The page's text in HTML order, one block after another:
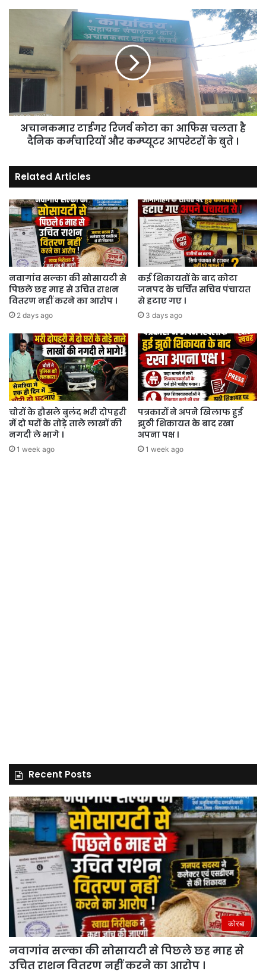
चाकू,
इलाज
के
दौरान
।
कोटा
का
आफिस
चलता
दैनिक
कर्मचारियों
आपरेटरों
बुते
।
अचानकमार टाईगर रिजर्व कोटा का आफिस चलता है
दैनिक कर्मचारियों और कम्प्यूटर आपरेटरों के बुते ।
Related Articles
नवागांव सल्का की सोसायटी से
पिछले छह माह से उचित राशन
वितरण नहीं करने का आरोप ।
2 days ago
कई शिकायतों के बाद कोटा
जनपद के चर्चित सचिव पंचायत
से हटाए गए ।
3 days ago
चोरों के हौसले बुलंद भरी दोपहरी
में दो घरों के तोड़े ताले लाखों की
नगदी ले भागे ।
1 week ago
पत्रकारों ने अपने खिलाफ हुई
झुठी शिकायत के बाद रखा
अपना पक्ष ।
1 week ago
Recent Posts
कोरबा
नवागांव सल्का की सोसायटी से पिछले छह माह से
उचित राशन वितरण नहीं करने का आरोप ।